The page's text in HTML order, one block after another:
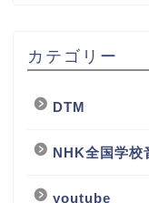
カテゴリー
DTM
NHK全国学校
youtube